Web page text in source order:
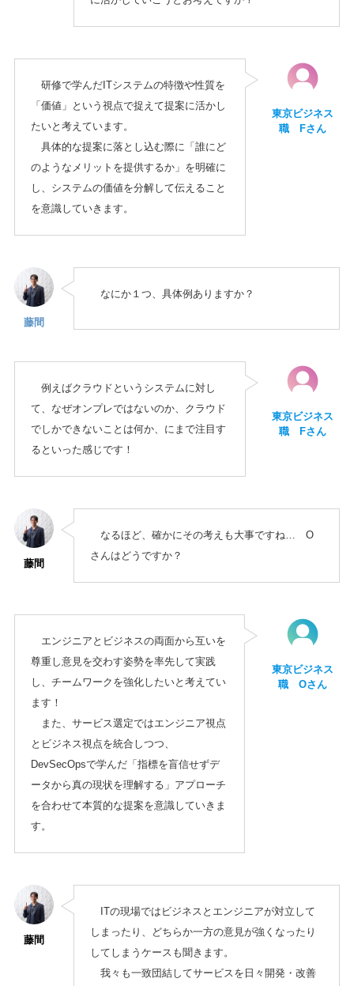
研修で学んだITシステムの特徴や性質を
「価値」という視点で捉えて提案に活かし
たいと考えています。
具体的な提案に落とし込む際に「誰にど
のようなメリットを提供するか」を明確に
し、システムの価値を分解して伝えること
を意識していきます。
東京ビジネス
職 Fさん
藤間
なにか１つ、具体例ありますか？
例えばクラウドというシステムに対し
て、なぜオンプレではないのか、クラウド
でしかできないことは何か、にまで注目す
るといった感じです！
東京ビジネス
職 Fさん
藤間
なるほど、確かにその考えも大事ですね… O
さんはどうですか？
エンジニアとビジネスの両面から互いを
尊重し意見を交わす姿勢を率先して実践
し、チームワークを強化したいと考えてい
ます！
また、サービス選定ではエンジニア視点
とビジネス視点を統合しつつ、
DevSecOpsで学んだ「指標を盲信せずデ
ータから真の現状を理解する」アプローチ
を合わせて本質的な提案を意識していきま
す。
東京ビジネス
職 Oさん
藤間
ITの現場ではビジネスとエンジニアが対立して
しまったり、どちらか一方の意見が強くなったり
してしまうケースも聞きます。
我々も一致団結してサービスを日々開発・改善